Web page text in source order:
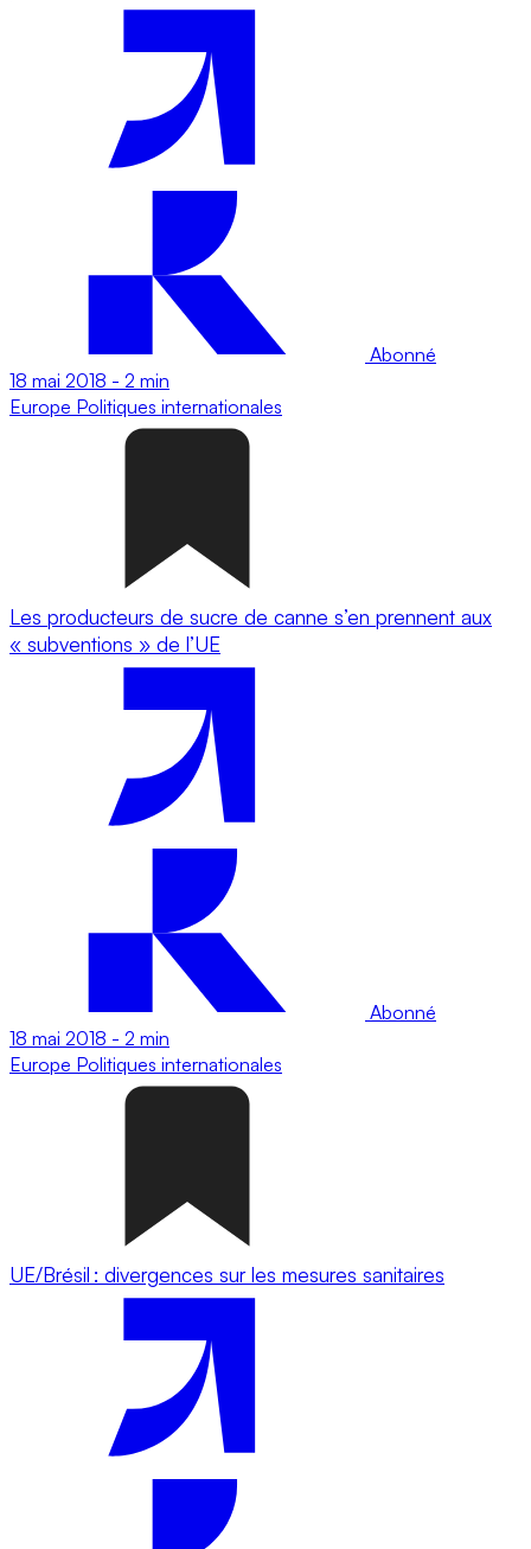
Abonné
18 mai 2018 - 2 min
Europe Politiques internationales
Les producteurs de sucre de canne s’en prennent aux
« subventions » de l’UE
Abonné
18 mai 2018 - 2 min
Europe Politiques internationales
UE/Brésil : divergences sur les mesures sanitaires